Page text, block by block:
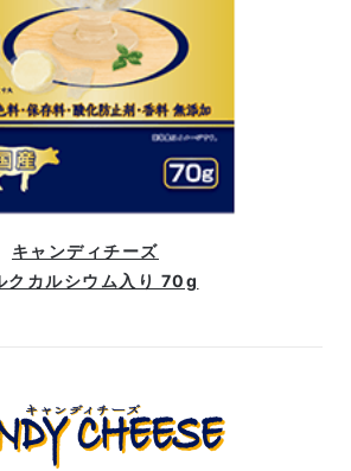
キャンディチーズ
クカルシウム入り 70g